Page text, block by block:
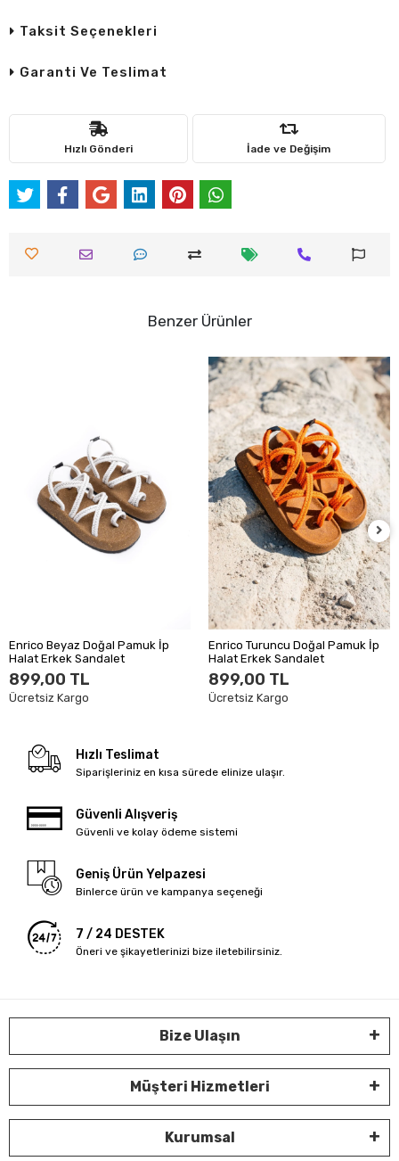
Taksit Seçenekleri
Garanti Ve Teslimat
Hızlı Gönderi İade ve Değişim
Benzer Ürünler
Enrico Beyaz Doğal Pamuk İp
Halat Erkek Sandalet
899,00 TL
Ücretsiz Kargo
Enrico Turuncu Doğal Pamuk İp
Halat Erkek Sandalet
899,00 TL
Ücretsiz Kargo
Hızlı Teslimat
Siparişleriniz en kısa sürede elinize ulaşır.
Güvenli Alışveriş
Güvenli ve kolay ödeme sistemi
Geniş Ürün Yelpazesi
Binlerce ürün ve kampanya seçeneği
7 / 24 DESTEK
Öneri ve şikayetlerinizi bize iletebilirsiniz.
Bize Ulaşın
Müşteri Hizmetleri
Kurumsal